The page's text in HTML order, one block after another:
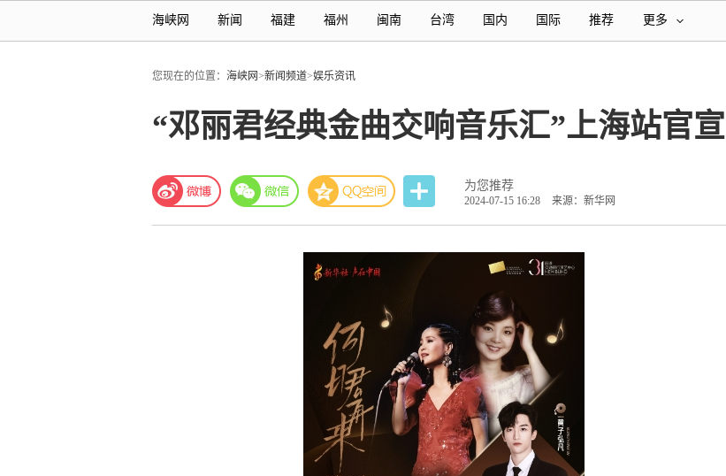
海峡网 新闻 福建 福州 闽南 台湾 国内 国际 推荐 更多
您现在的位置： 海峡网>新闻频道>娱乐资讯
“邓丽君经典金曲交响音乐汇”上海站官宣
为您推荐
2024-07-15 16:28 来源：新华网